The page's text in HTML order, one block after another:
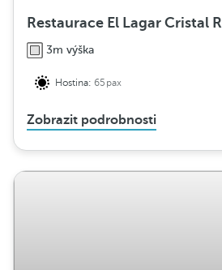
Restaurace El Lagar Cristal
3m výška
Hostina:65pax
Zobrazit podrobnosti